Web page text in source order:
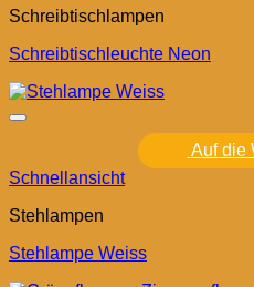
Schreibtischlampen
Schreibtischleuchte Neon
Auf die
Schnellansicht
Stehlampen
Stehlampe Weiss